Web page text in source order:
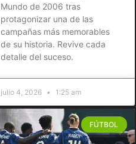
Mundo de 2006 tras
protagonizar una de las
campañas más memorables
de su historia. Revive cada
detalle del suceso.
julio 4, 2026 1:25 am
FÚTBOL